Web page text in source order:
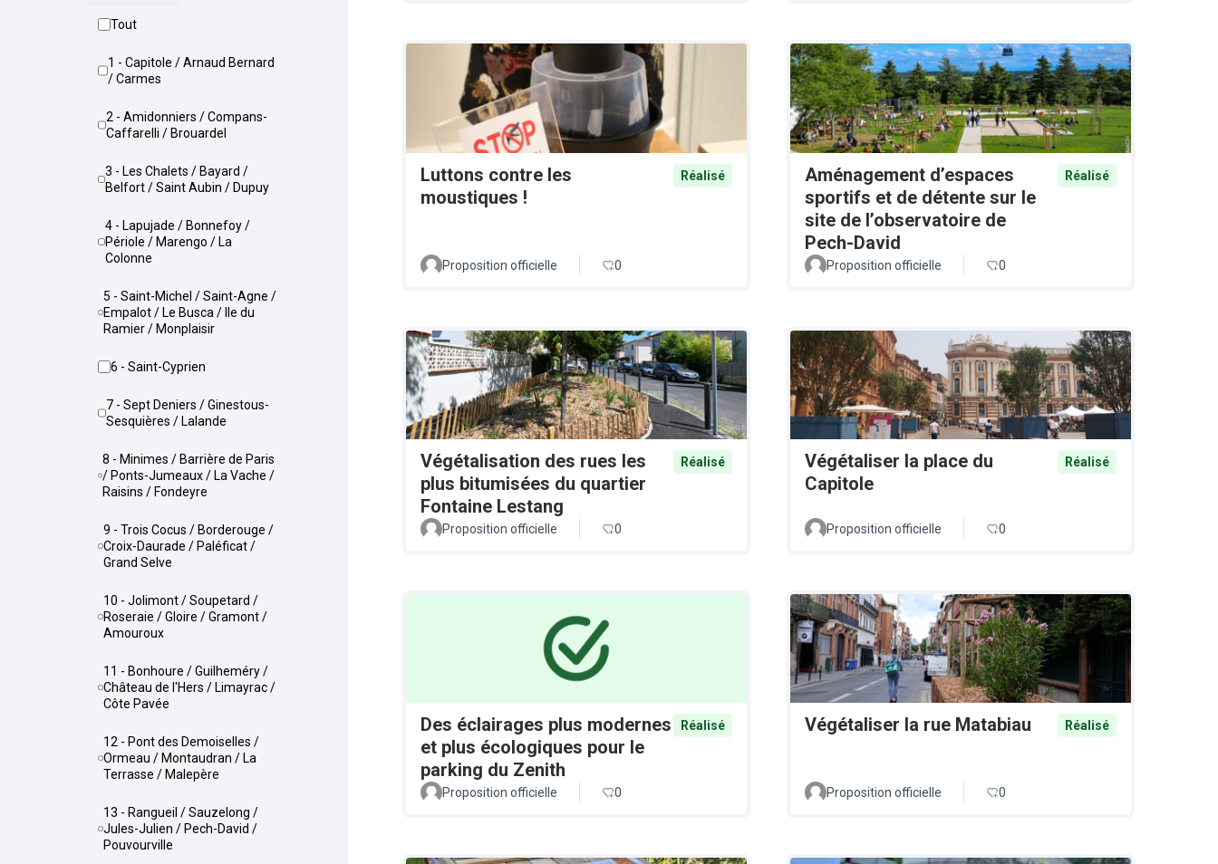
Tout
1 - Capitole / Arnaud Bernard
/ Carmes
2 - Amidonniers / Compans-
Caffarelli / Brouardel
3 - Les Chalets / Bayard /
Belfort / Saint Aubin / Dupuy
4 - Lapujade / Bonnefoy /
Périole / Marengo / La
Colonne
5 - Saint-Michel / Saint-Agne /
Empalot / Le Busca / Ile du
Ramier / Monplaisir
6 - Saint-Cyprien
7 - Sept Deniers / Ginestous-
Sesquières / Lalande
8 - Minimes / Barrière de Paris
/ Ponts-Jumeaux / La Vache /
Raisins / Fondeyre
9 - Trois Cocus / Borderouge /
Croix-Daurade / Paléficat /
Grand Selve
10 - Jolimont / Soupetard /
Roseraie / Gloire / Gramont /
Amouroux
11 - Bonhoure / Guilheméry /
Château de l'Hers / Limayrac /
Côte Pavée
12 - Pont des Demoiselles /
Ormeau / Montaudran / La
Terrasse / Malepère
13 - Rangueil / Sauzelong /
Jules-Julien / Pech-David /
Pouvourville
Luttons contre les
moustiques !
Réalisé
Proposition officielle 0
Aménagement d’espaces
sportifs et de détente sur le
site de l’observatoire de
Pech-David
Réalisé
Proposition officielle 0
Végétalisation des rues les
plus bitumisées du quartier
Fontaine Lestang
Réalisé
Proposition officielle 0
Végétaliser la place du
Capitole
Réalisé
Proposition officielle 0
Des éclairages plus modernes
et plus écologiques pour le
parking du Zenith
Réalisé
Proposition officielle 0
Végétaliser la rue Matabiau Réalisé
Proposition officielle 0